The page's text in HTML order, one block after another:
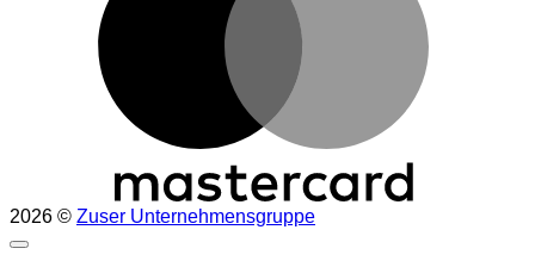
2026 © Zuser Unternehmensgruppe